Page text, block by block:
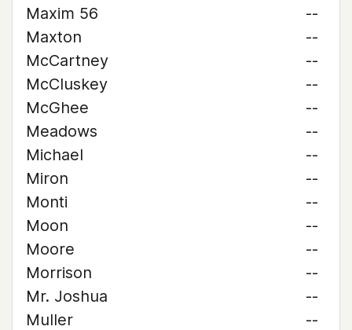
Maxim 56
--
Maxton
--
McCartney
--
McCluskey
--
McGhee
--
Meadows
--
Michael
--
Miron
--
Monti
--
Moon
--
Moore
--
Morrison
--
Mr. Joshua
--
Muller
--